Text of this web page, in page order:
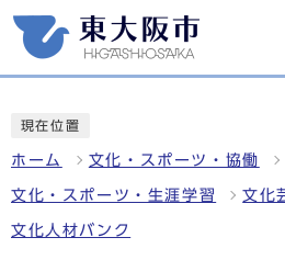
現在位置
ホーム 文化・スポーツ・協働
文化・スポーツ・生涯学習 文化
文化人材バンク